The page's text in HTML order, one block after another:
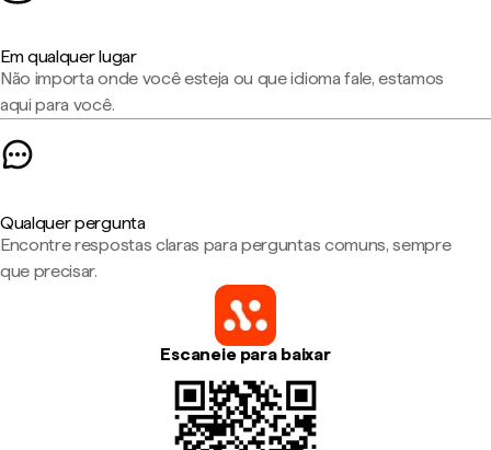
Em qualquer lugar
Não importa onde você esteja ou que idioma fale, estamos
aqui para você.
Qualquer pergunta
Encontre respostas claras para perguntas comuns, sempre
que precisar.
Escaneie para baixar